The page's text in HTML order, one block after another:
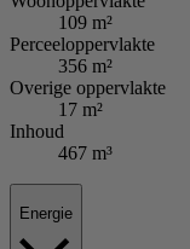
109 m²
Perceeloppervlakte
356 m²
Overige oppervlakte
17 m²
Inhoud
467 m³
Energie